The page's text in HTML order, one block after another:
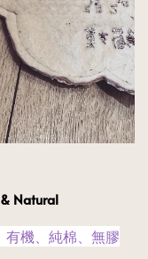
Natural
純棉、無膠